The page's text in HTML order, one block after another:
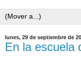
lunes, 29 de septiembre de
En la escuela